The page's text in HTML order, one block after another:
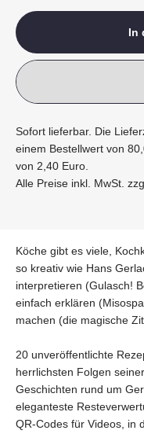
In
Sofort lieferbar. Die
einem Bestellwert von
von 2,40 Euro.
Alle Preise inkl. MwSt.
Köche gibt es viele,
so kreativ wie Hans
interpretieren (Gulasch!
einfach erklären
machen (die magische
20 unveröffentlichte
herrlichsten Folgen
Geschichten rund um
eleganteste
QR-Codes für Videos, in